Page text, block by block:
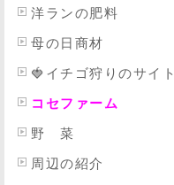
洋ランの肥料
母の日商材
🍓イチゴ狩りのサイト
コセファーム
野 菜
周辺の紹介